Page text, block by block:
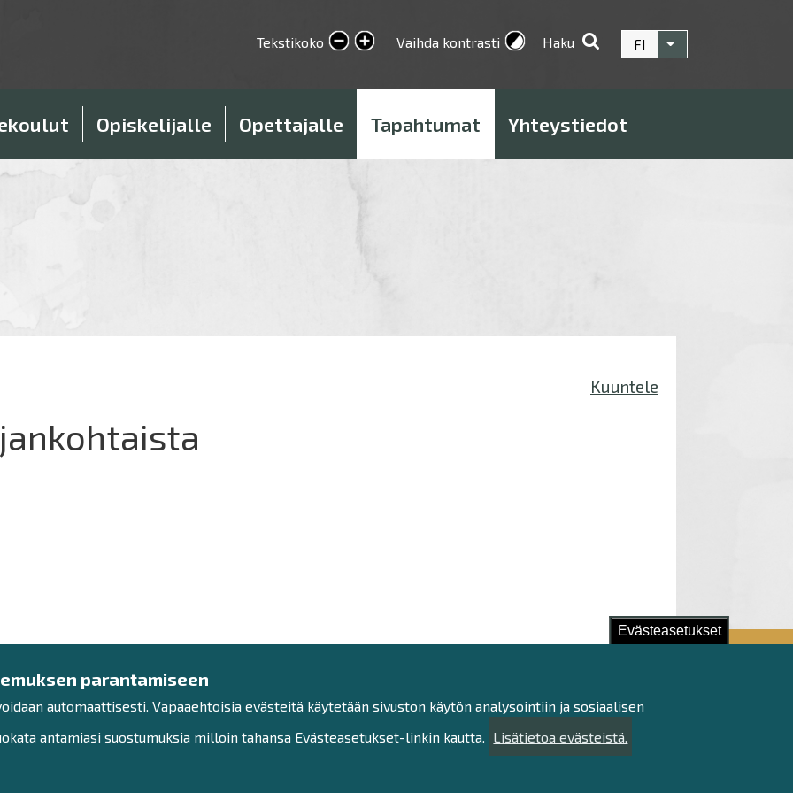
Evästeasetukset
parantamiseen
automaattisesti. Vapaaehtoisia evästeitä käytetään sivuston käytön analysointiin ja sosiaalisen
antamiasi suostumuksia milloin tahansa Evästeasetukset-linkin kautta.
Lisätietoa evästeistä.
pääsisältöönTekstikoko
Pienennä tekstikokoa
Suurenna tekstikokoa Vaihda kontrasti Haku FI Listaa lisätoiminnot
Opiskelijalle Opettajalle Tapahtumat Yhteystiedot
Kuuntele